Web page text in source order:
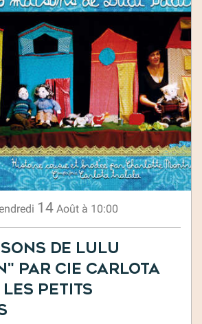
14 Août à 10:00
de Lulu
par Cie Carlota
Petits